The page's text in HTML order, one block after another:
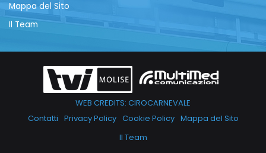
Mappa del Sito
Il Team
WEB CREDITS: CIROCARNEVALE
Contatti Privacy Policy Cookie Policy Mappa del Sito
Il Team